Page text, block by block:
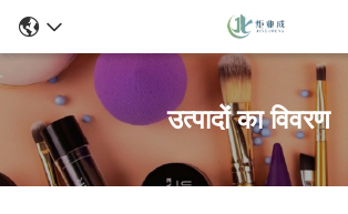
उत्पादों का विवरण